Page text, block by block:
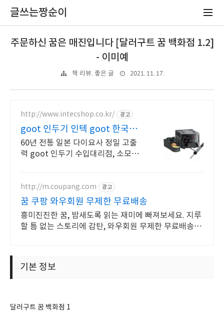
글쓰는짱순이
주문하신 꿈은 매진입니다 [달러구트 꿈 백화점 1.2]
- 이미예
책 리뷰. 좋은 글 2021. 11. 17.
http://www.intecshop.co.kr/ 광고
goot 인두기 인텍 goot 한국대
리점!
60년 전통 일본 다이요사 정밀 고출
력 goot 인두기 수입대리점, 소모품
http://m.coupang.com 광고
꿈 쿠팡 와우회원 무제한 무료배송
흥미진진한 꿈, 밤새도록 읽는 재미에 빠져보세요. 지루
할 틈 없는 스토리에 감탄, 와우회원 무제한 무료배송으
기본 정보
달러구트 꿈 백화점 1